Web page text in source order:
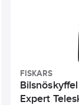
FISKARS
Expert